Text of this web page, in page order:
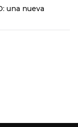
una nueva